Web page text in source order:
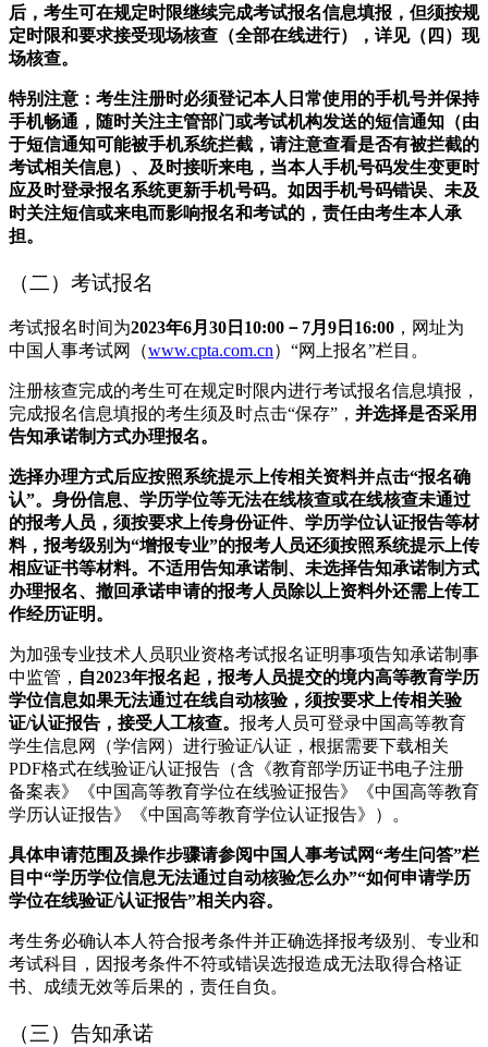
后，考生可在规定时限继续完成考试报名信息填报，但须按规
定时限和要求接受现场核查（全部在线进行），详见（四）现
场核查。
特别注意：考生注册时必须登记本人日常使用的手机号并保持
手机畅通，随时关注主管部门或考试机构发送的短信通知（由
于短信通知可能被手机系统拦截，请注意查看是否有被拦截的
考试相关信息）、及时接听来电，当本人手机号码发生变更时
应及时登录报名系统更新手机号码。如因手机号码错误、未及
时关注短信或来电而影响报名和考试的，责任由考生本人承
担。
（二）考试报名
考试报名时间为2023年6月30日10:00－7月9日16:00 ，网址为
中国人事考试网（www.cpta.com.cn）“网上报名”栏目。
注册核查完成的考生可在规定时限内进行考试报名信息填报，
完成报名信息填报的考生须及时点击“保存”， 并选择是否采用
告知承诺制方式办理报名。
选择办理方式后应按照系统提示上传相关资料并点击“报名确
认”。身份信息、学历学位等无法在线核查或在线核查未通过
的报考人员，须按要求上传身份证件、学历学位认证报告等材
料， 报考级别为“增报专业”的报考人员还须按照系统提示上传
相应证书等材料。 不适用告知承诺制、未选择告知承诺制方式
办理报名、撤回承诺申请的报考人员除以上资料外还需上传工
作经历证明。
为加强专业技术人员职业资格考试报名证明事项告知承诺制事
中监管， 自2023年报名起，报考人员提交的境内高等教育学历
学位信息如果无法通过在线自动核验，须按要求上传相关验
证/认证报告，接受人工核查。 报考人员可登录中国高等教育
学生信息网（学信网）进行验证/认证，根据需要下载相关
PDF格式在线验证/认证报告（含《教育部学历证书电子注册
备案表》《中国高等教育学位在线验证报告》《中国高等教育
学历认证报告》《中国高等教育学位认证报告》）。
具体申请范围及操作步骤请参阅中国人事考试网“考生问答”栏
目中“学历学位信息无法通过自动核验怎么办”“如何申请学历
学位在线验证/认证报告”相关内容。
考生务必确认本人符合报考条件并正确选择报考级别、专业和
考试科目，因报考条件不符或错误选报造成无法取得合格证
书、成绩无效等后果的，责任自负。
（三）告知承诺